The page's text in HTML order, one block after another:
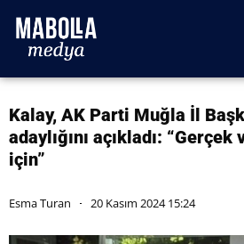
Kalay, AK Parti Muğla İl
adaylığını açıkladı:
için”
Esma Turan 20 Kasım 2024 15:24